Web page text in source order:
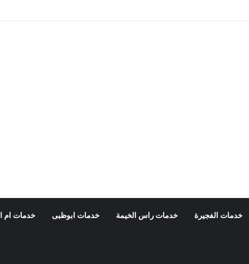
خدمات الفجيرة خدمات راس الخيمة خدمات ابوظبى خدمات ام